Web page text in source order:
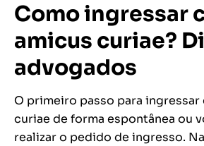
Como ingressar
amicus curiae?
advogados
O primeiro passo para ingressar
curiae de forma espontânea ou
realizar o pedido de ingresso.